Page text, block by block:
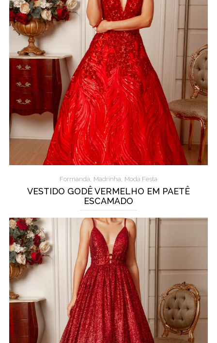
Formanda, Madrinha, Moda Festa
VESTIDO GODÊ VERMELHO EM PAETÊ
ESCAMADO